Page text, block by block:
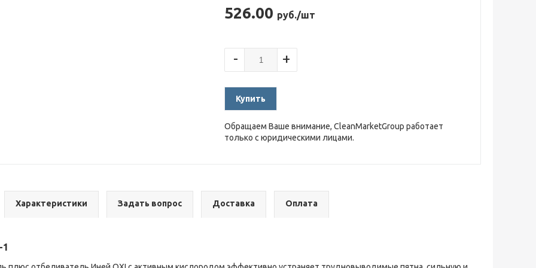
526.00 руб./шт
- +
Купить
Обращаем Ваше внимание, CleanMarketGroup работает
только с юридическими лицами.
Характеристики Задать вопрос Доставка Оплата